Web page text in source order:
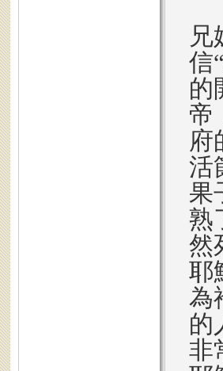
信
的
帝
府
活
果
熟
然
耶
為
的
非